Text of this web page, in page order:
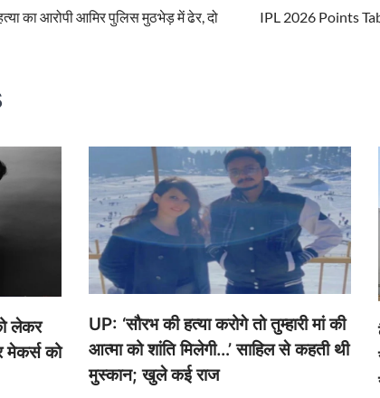
का आरोपी आमिर पुलिस मुठभेड़ में ढेर, दो
IPL 2026 Points
लेकर
मेकर्स को
UP: ‘सौरभ की हत्या करोगे तो तुम्हारी मां की
आत्मा को शांति मिलेगी…’ साहिल से कहती थी
मुस्कान; खुले कई राज